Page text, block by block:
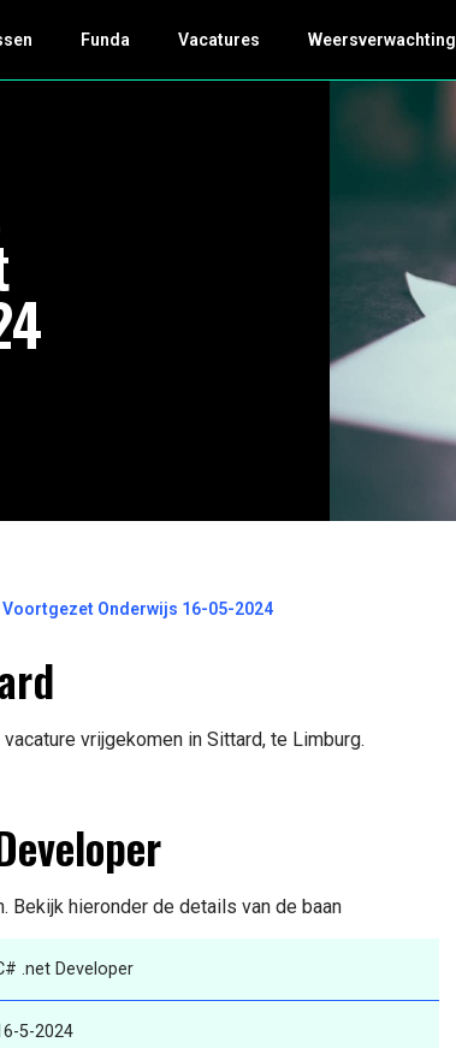
Funda Vacatures Weersverwachting
Onderwijs 16-05-2024
vrijgekomen in Sittard, te Limburg.
hieronder de details van de baan
.net Developer
5-2024